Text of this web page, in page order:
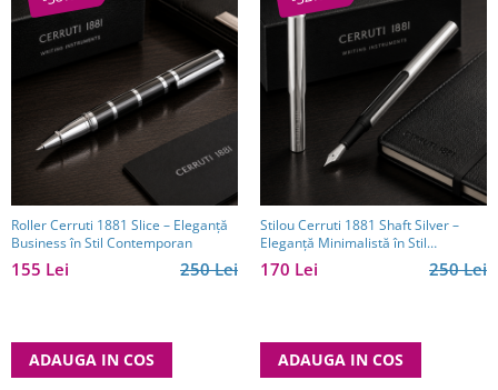
Roller Cerruti 1881 Slice – Eleganță
Business în Stil Contemporan
250 Lei
155 Lei
ADAUGA IN COS
Stilou Cerruti 1881 Shaft Silver –
Eleganță Minimalistă în Stil
Executive
250 Lei
170 Lei
ADAUGA IN COS